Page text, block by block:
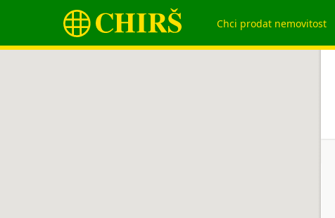
Chci prodat nemovitost